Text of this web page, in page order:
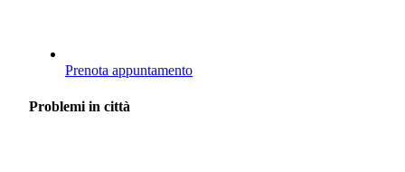
Prenota appuntamento
Problemi in città